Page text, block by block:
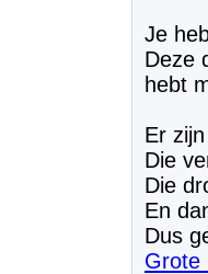
Je
Deze
hebt
Er
Die
Die
En
Dus
Grote